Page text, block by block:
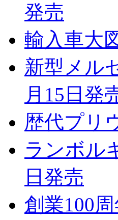
発売
輸入車大
新型メル
月15日発
歴代プリ
ランボル
日発売
創業100